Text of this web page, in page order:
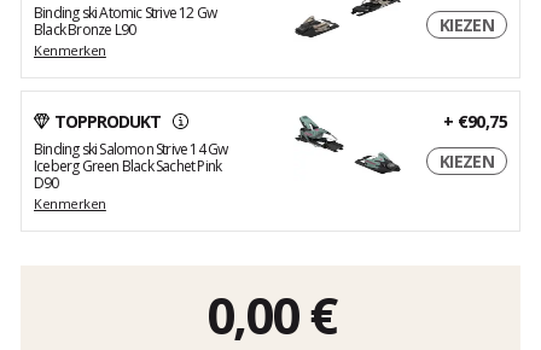
Binding ski Atomic Strive 12 Gw
Black Bronze L90
Kenmerken
KIEZEN
TOPPRODUKT
Binding ski Salomon Strive 14 Gw
Iceberg Green Black Sachet Pink
D90
Kenmerken
+ €90,75
KIEZEN
0,00€